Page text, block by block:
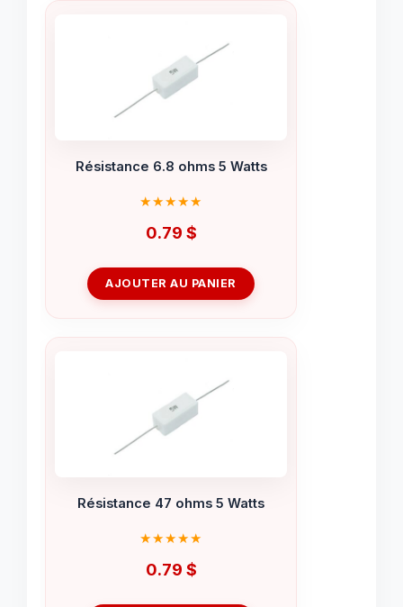
Résistance 6.8 ohms 5 Watts
0.79 $
AJOUTER AU PANIER
Résistance 47 ohms 5 Watts
0.79 $